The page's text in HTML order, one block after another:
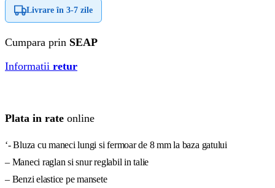
Livrare în 3-7 zile
Cumpara prin SEAP
Informatii retur
Plata in rate online
‘- Bluza cu maneci lungi si fermoar de 8 mm la baza gatului
– Maneci raglan si snur reglabil in talie
– Benzi elastice pe mansete